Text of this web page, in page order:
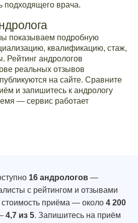
подходящего врача.
показываем подробную
квалификацию, стаж,
Рейтинг андрологов
реальных отзывов
на сайте. Сравните
и запишитесь к андрологу
— сервис работает
16 андрологов —
с рейтингом и отзывами
приёма — около 4 200
4,7 из 5. Запишитесь на приём